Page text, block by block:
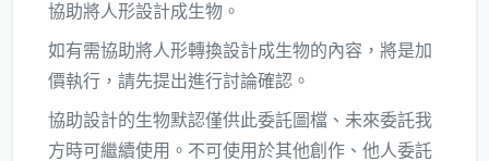
協助將人形設計成生物。
如有需協助將人形轉換設計成生物的內容，將是加
價執行，請先提出進行討論確認。
協助設計的生物默認僅供此委託圖檔、未來委託我
方時可繼續使用。不可使用於其他創作、他人委託